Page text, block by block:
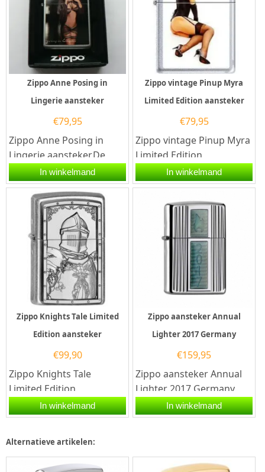
Zippo Anne Posing in
Lingerie aansteker
€79,95
Zippo Anne Posing in
Lingerie aansteker.De
Zippo Anne Posing in
Lingerie aansteker heeft
een satin...
In winkelmand
Zippo vintage Pinup Myra
Limited Edition aansteker
€79,95
Zippo vintage Pinup Myra
Limited Edition
aansteker.De Zippo
vintage Pinup Myra
Limited Edition...
In winkelmand
Zippo Knights Tale Limited
Edition aansteker
€99,90
Zippo Knights Tale
Limited Edition
aansteker.De Zippo
Knights Tale Limited
In winkelmand
Zippo aansteker Annual
Lighter 2017 Germany
€159,95
Zippo aansteker Annual
Lighter 2017 Germany
met Zippo code
60.002.855.Een Zippo
In winkelmand
Alternatieve artikelen: